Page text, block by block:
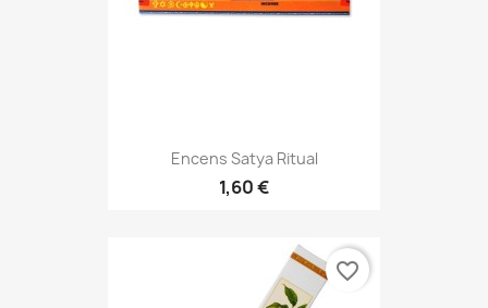
Encens Satya Ritual
1,60 €
favorite_border